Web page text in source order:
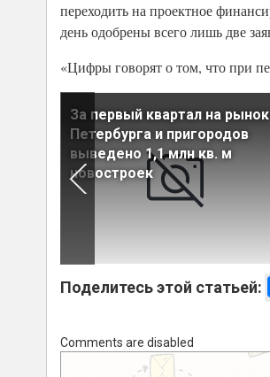
переходить на проектное
день одобрены всего лишь две
«Цифры говорят о том, что при
За первый квартал на рынок
Петербурга и пригородов
выведено 1,1 млн кв. м
новостроек
Поделитесь этой статьей:
Comments are disabled